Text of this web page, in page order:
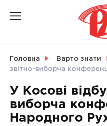
Головна Варто знати
звітно-виборча
У Косові
виборча
Народного